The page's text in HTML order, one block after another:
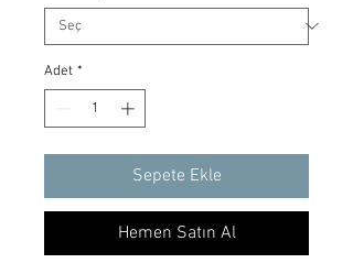
Adet *
Sepete Ekle
Hemen Satın Al